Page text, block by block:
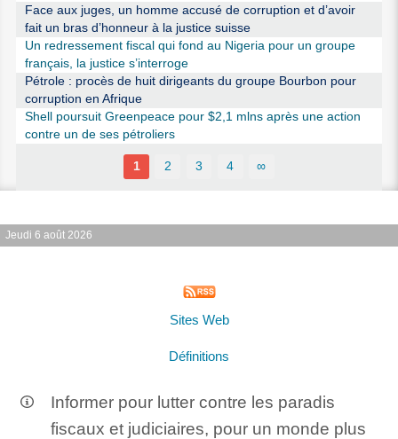
Face aux juges, un homme accusé de corruption et d’avoir
fait un bras d’honneur à la justice suisse
Un redressement fiscal qui fond au Nigeria pour un groupe
français, la justice s’interroge
Pétrole : procès de huit dirigeants du groupe Bourbon pour
corruption en Afrique
Shell poursuit Greenpeace pour $2,1 mlns après une action
contre un de ses pétroliers
1 2 3 4 ∞
Jeudi 6 août 2026
Sites Web
Définitions
Informer pour lutter contre les paradis
fiscaux et judiciaires, pour un monde plus